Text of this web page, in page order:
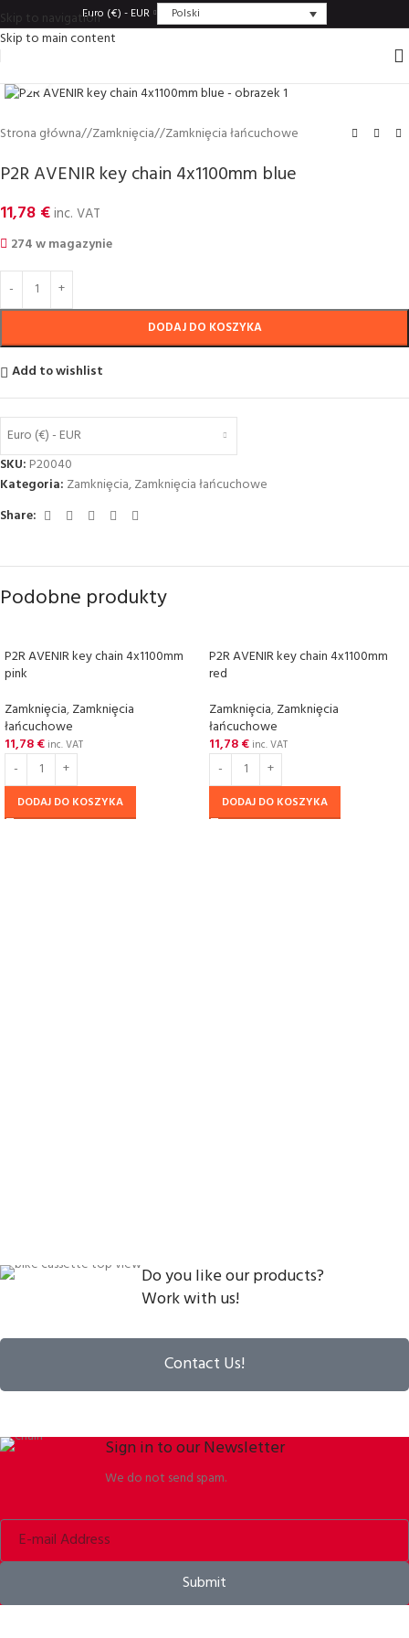
Skip to navigation
Skip to main content
Euro (€) - EUR Polski
Strona główna/ Zamkniȩcia/ Zamkniȩcia łańcuchowe
P2R AVENIR key chain 4x1100mm blue
11,78 €inc. VAT
274 w magazynie
DODAJ DO KOSZYKA
Add to wishlist
Euro (€) - EUR
SKU: P20040
Kategoria: Zamkniȩcia,Zamkniȩcia łańcuchowe
Share:
Podobne produkty
P2R AVENIR key chain 4x1100mm
pink
Zamkniȩcia,Zamkniȩcia
łańcuchowe
11,78€ inc. VAT
DODAJ DO KOSZYKA
P2R AVENIR key chain 4x1100mm
red
Zamkniȩcia,Zamkniȩcia
łańcuchowe
11,78€ inc. VAT
DODAJ DO KOSZYKA
Do you like our products?
Work with us!
Contact Us!
Sign in to our Newsletter
We do not send spam.
Submit